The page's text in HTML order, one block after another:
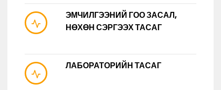
ЭМЧИЛГЭЭНИЙ ГОО ЗАСАЛ,
НӨХӨН СЭРГЭЭХ ТАСАГ
ЛАБОРАТОРИЙН ТАСАГ